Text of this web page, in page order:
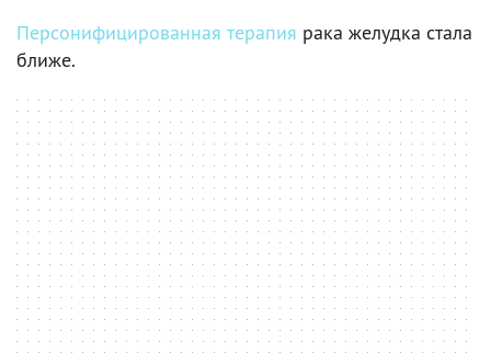
Персонифицированная терапия рака желудка стала
ближе.